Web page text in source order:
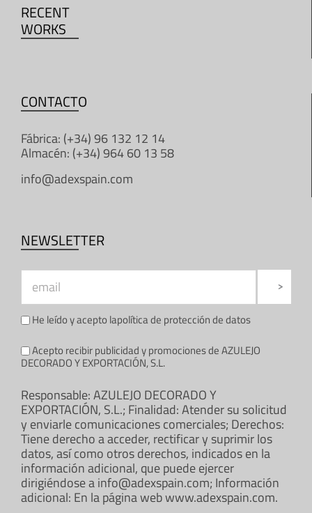
RECENT
WORKS
CONTACTO
Fábrica: (+34) 96 132 12 14
Almacén: (+34) 964 60 13 58
info@adexspain.com
NEWSLETTER
He leído y acepto lapolítica de protección de datos
Acepto recibir publicidad y promociones de AZULEJO
DECORADO Y EXPORTACIÓN, S.L.
Responsable: AZULEJO DECORADO Y
EXPORTACIÓN, S.L.; Finalidad: Atender su solicitud
y enviarle comunicaciones comerciales; Derechos:
Tiene derecho a acceder, rectificar y suprimir los
datos, así como otros derechos, indicados en la
información adicional, que puede ejercer
dirigiéndose a info@adexspain.com; Información
adicional: En la página web www.adexspain.com.